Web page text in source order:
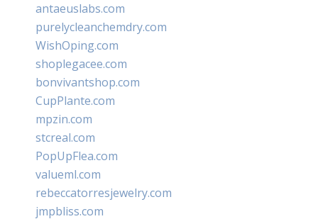
antaeuslabs.com
purelycleanchemdry.com
WishOping.com
shoplegacee.com
bonvivantshop.com
CupPlante.com
mpzin.com
stcreal.com
PopUpFlea.com
valueml.com
rebeccatorresjewelry.com
jmpbliss.com